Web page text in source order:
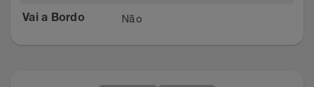
Vai a Bordo Não